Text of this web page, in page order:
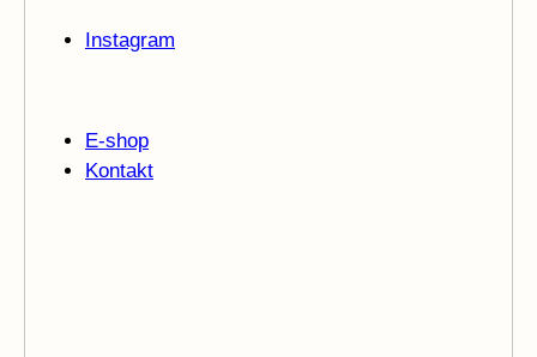
Instagram
E-shop
Kontakt